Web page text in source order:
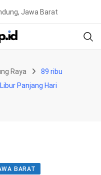
Jawa Barat
Raya
89 ribu
Panjang Hari
BARAT